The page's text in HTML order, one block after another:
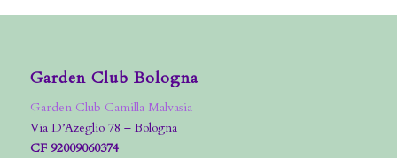
Garden Club Bologna
Garden Club Camilla Malvasia
Via D’Azeglio 78 – Bologna
CF 92009060374